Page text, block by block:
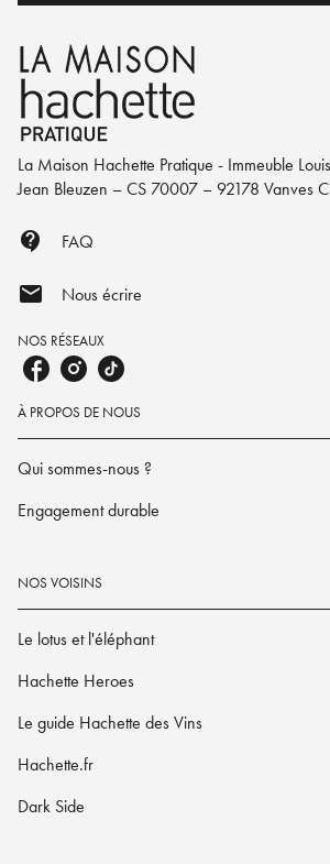
La Maison Hachette Pratique - Immeuble
Jean Bleuzen – CS 70007 – 92178 Vanves
contact_support FAQ
mail Nous écrire
NOS RÉSEAUX
À PROPOS DE NOUS
Qui sommes-nous ?
Engagement durable
NOS VOISINS
Le lotus et l'éléphant
Hachette Heroes
Le guide Hachette des Vins
Hachette.fr
Dark Side